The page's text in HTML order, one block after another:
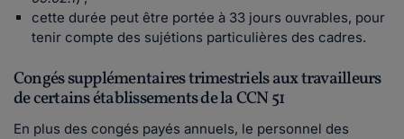
cette durée peut être portée à 33 jours ouvrables, pour
tenir compte des sujétions particulières des cadres.
Congés supplémentaires trimestriels aux travailleurs
de certains établissements de la CCN 51
En plus des congés payés annuels, le personnel des